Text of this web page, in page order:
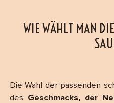
WIE WÄHLT MAN
Die Wahl der passenden
des Geschmacks, der